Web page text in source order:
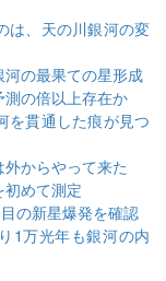
は、天の川銀河の変
の最果ての星形成
の倍以上存在か
を貫通した痕が見つ
からやって来た
めて測定
の新星爆発を確認
1万光年も銀河の内